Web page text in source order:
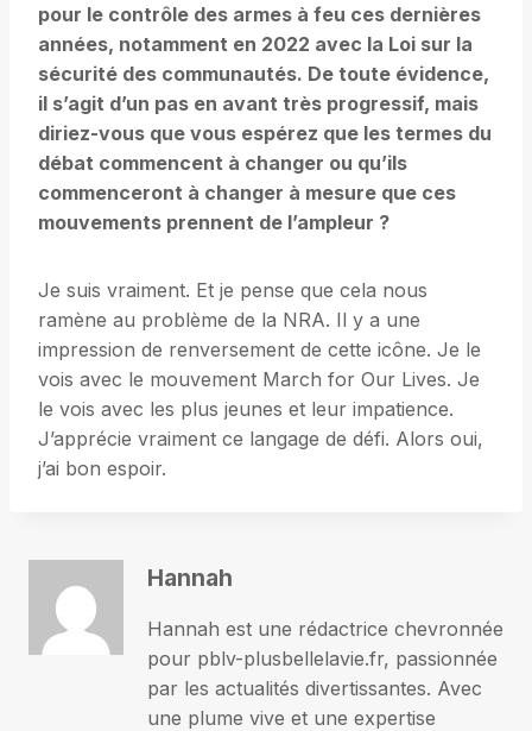
pour le contrôle des armes à feu ces dernières
années, notamment en 2022 avec la Loi sur la
sécurité des communautés. De toute évidence,
il s’agit d’un pas en avant très progressif, mais
diriez-vous que vous espérez que les termes du
débat commencent à changer ou qu’ils
commenceront à changer à mesure que ces
mouvements prennent de l’ampleur ?
Je suis vraiment. Et je pense que cela nous
ramène au problème de la NRA. Il y a une
impression de renversement de cette icône. Je le
vois avec le mouvement March for Our Lives. Je
le vois avec les plus jeunes et leur impatience.
J’apprécie vraiment ce langage de défi. Alors oui,
j’ai bon espoir.
Hannah
Hannah est une rédactrice chevronnée
pour pblv-plusbellelavie.fr, passionnée
par les actualités divertissantes. Avec
une plume vive et une expertise